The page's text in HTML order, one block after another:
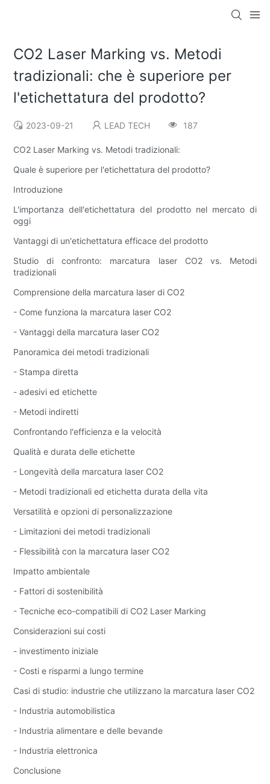
CO2 Laser Marking vs. Metodi
tradizionali: che è superiore per
l'etichettatura del prodotto?
2023-09-21 LEAD TECH 187
CO2 Laser Marking vs. Metodi tradizionali:
Quale è superiore per l'etichettatura del prodotto?
Introduzione
L'importanza dell'etichettatura del prodotto nel mercato di
oggi
Vantaggi di un'etichettatura efficace del prodotto
Studio di confronto: marcatura laser CO2 vs. Metodi
tradizionali
Comprensione della marcatura laser di CO2
- Come funziona la marcatura laser CO2
- Vantaggi della marcatura laser CO2
Panoramica dei metodi tradizionali
- Stampa diretta
- adesivi ed etichette
- Metodi indiretti
Confrontando l'efficienza e la velocità
Qualità e durata delle etichette
- Longevità della marcatura laser CO2
- Metodi tradizionali ed etichetta durata della vita
Versatilità e opzioni di personalizzazione
- Limitazioni dei metodi tradizionali
- Flessibilità con la marcatura laser CO2
Impatto ambientale
- Fattori di sostenibilità
- Tecniche eco-compatibili di CO2 Laser Marking
Considerazioni sui costi
- investimento iniziale
- Costi e risparmi a lungo termine
Casi di studio: industrie che utilizzano la marcatura laser CO2
- Industria automobilistica
- Industria alimentare e delle bevande
- Industria elettronica
Conclusione